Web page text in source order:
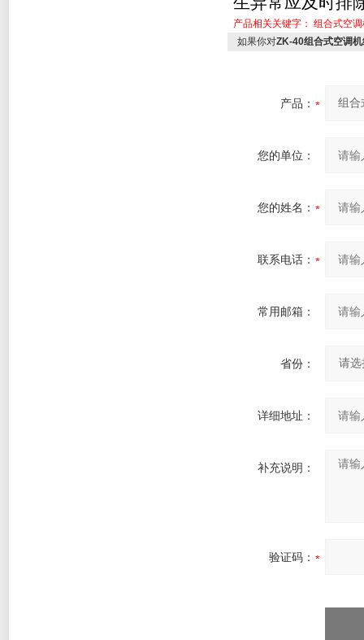
产品相关关键字： 组合式空
如果你对ZK-40组合式空调
产品：
您的单位：
您的姓名：
联系电话：
常用邮箱：
省份：
详细地址：
补充说明：
验证码：